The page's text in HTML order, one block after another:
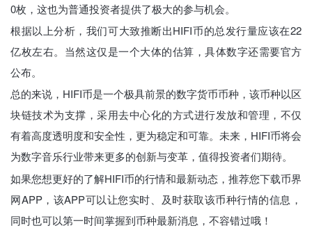
0枚，这也为普通投资者提供了极大的参与机会。
根据以上分析，我们可大致推断出HIFI币的总发行量应该在22
亿枚左右。当然这仅是一个大体的估算，具体数字还需要官方
公布。
总的来说，HIFI币是一个极具前景的数字货币币种，该币种以区
块链技术为支撑，采用去中心化的方式进行发放和管理，不仅
有着高度透明度和安全性，更为稳定和可靠。未来，HIFI币将会
为数字音乐行业带来更多的创新与变革，值得投资者们期待。
如果您想更好的了解HIFI币的行情和最新动态，推荐您下载币界
网APP，该APP可以让您实时、及时获取该币种行情的信息，
同时也可以第一时间掌握到币种最新消息，不容错过哦！